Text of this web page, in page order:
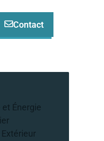
Contact
et Énergie